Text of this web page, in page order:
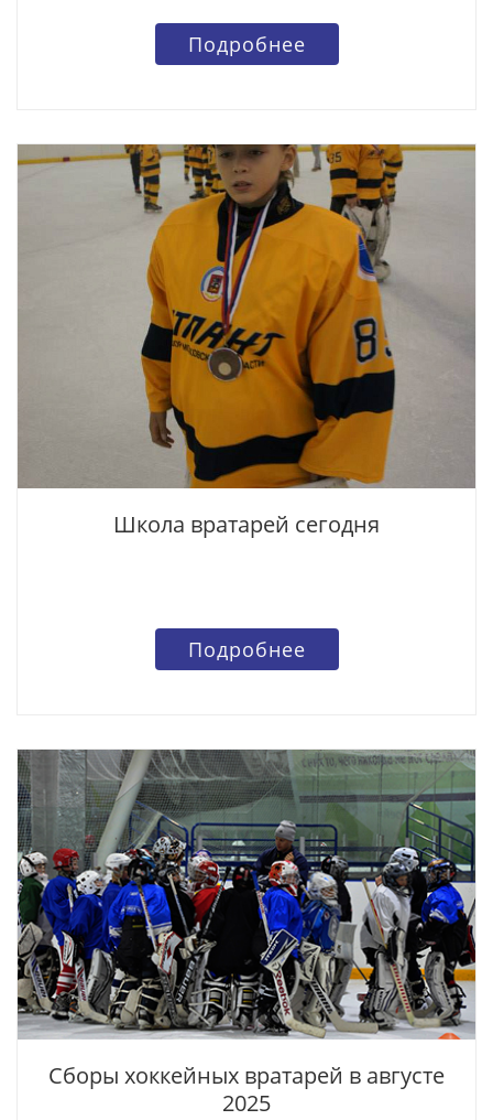
Подробнее
Школа вратарей сегодня
Подробнее
Сборы хоккейных вратарей в августе
2025